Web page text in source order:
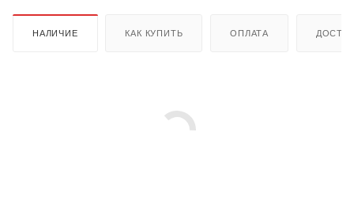
НАЛИЧИЕ КАК КУПИТЬ ОПЛАТА